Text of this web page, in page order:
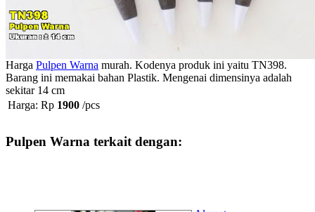
Harga Pulpen Warna murah. Kodenya produk ini yaitu TN398.
Barang ini memakai bahan Plastik. Mengenai dimensinya adalah
sekitar 14 cm
Harga: Rp 1900 /pcs
Pulpen Warna terkait dengan: